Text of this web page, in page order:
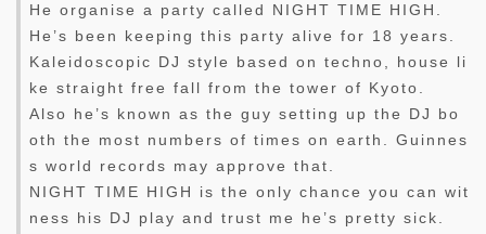
He organise a party called NIGHT TIME HIGH.
He’s been keeping this party alive for 18 years.
Kaleidoscopic DJ style based on techno, house li
ke straight free fall from the tower of Kyoto.
Also he’s known as the guy setting up the DJ bo
oth the most numbers of times on earth. Guinnes
s world records may approve that.
NIGHT TIME HIGH is the only chance you can wit
ness his DJ play and trust me he’s pretty sick.